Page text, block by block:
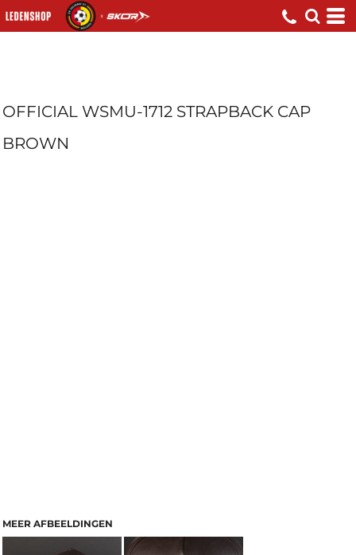
OFFICIAL WSMU-1712 STRAPBACK CAP
BROWN
MEER AFBEELDINGEN